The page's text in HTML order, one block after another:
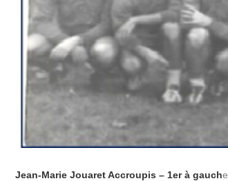
Jean-Marie Jouaret Accroupis – 1er à gauche